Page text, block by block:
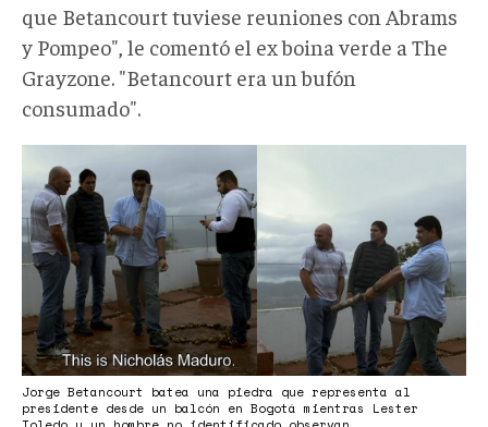
que Betancourt tuviese reuniones con Abrams
y Pompeo", le comentó el ex boina verde a The
Grayzone. "Betancourt era un bufón
consumado".
betancourt-
beisbol.webp
Jorge Betancourt batea una piedra que representa al
presidente desde un balcón en Bogotá mientras Lester